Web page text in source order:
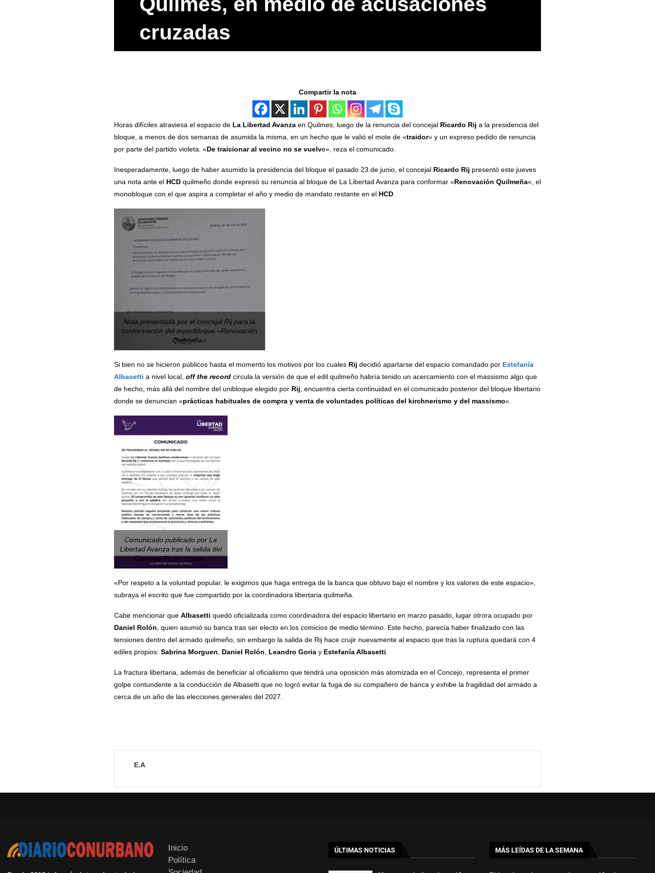
cruzadas
Compartir la nota
Horas difíciles atraviesa el espacio de La Libertad Avanzaen Quilmes, luego de la renuncia del concejal Ricardo Rij a la presidencia del
bloque, a menos de dos semanas de asumida la misma, en un hecho que le valió el mote de «traidor» y un expreso pedido de renuncia
por parte del partido violeta. «De traicionar al vecino no se vuelve», reza el comunicado.
Inesperadamente, luego de haber asumido la presidencia del bloque el pasado 23 de junio, el concejal Ricardo Rij presentó este jueves
una nota ante el HCDquilmeño donde expresó su renuncia al bloque de La Libertad Avanza para conformar «Renovación Quilmeña«, el
monobloque con el que aspira a completar el año y medio de mandato restante en el HCD.
Nota presentada por el concejal Rij para la
conformación del monobloque «Renovación
Quilmeña»
Si bien no se hicieron públicos hasta el momento los motivos por los cuales Rij decidió apartarse del espacio comandado por Estefanía
Albasetti a nivel local, off the recordcircula la versión de que el edil quilmeño habría tenido un acercamiento con el massismo algo que
de hecho, más allá del nombre del unibloque elegido por Rij, encuentra cierta continuidad en el comunicado posterior del bloque libertario
donde se denuncian «prácticas habituales de compra y venta de voluntades políticas del kirchnerismo y del massismo«.
Comunicado publicado por La
Libertad Avanza tras la salida del
Concejal Rij del bloque.
«Por respeto a la voluntad popular, le exigimos que haga entrega de la banca que obtuvo bajo el nombre y los valores de este espacio»,
subraya el escrito que fue compartido por la coordinadora libertaria quilmeña.
Cabe mencionar que Albasetti quedó oficializada como coordinadora del espacio libertario en marzo pasado, lugar otrora ocupado por
Daniel Rolón , quien asumió su banca tras ser electo en los comicios de medio término. Este hecho, parecía haber finalizado con las
tensiones dentro del armado quilmeño, sin embargo la salida de Rij hace crujir nuevamente al espacio que tras la ruptura quedará con 4
ediles propios: Sabrina Morguen Daniel Rolón Leandro Goriay Estefanía Albasetti
La fractura libertaria, además de beneficiar al oficialismo que tendrá una oposición más atomizada en el Concejo, representa el primer
golpe contundente a la conducción de Albasetti que no logró evitar la fuga de su compañero de banca y exhibe la fragilidad del armado a
cerca de un año de las elecciones generales del 2027.
E.A
Inicio
Política
ÚLTIMAS NOTICIAS MÁS LEÍDAS DE LA SEMANA